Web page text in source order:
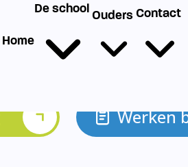
Werken